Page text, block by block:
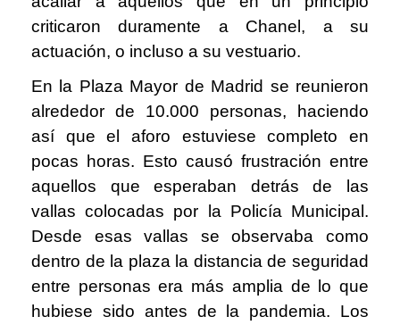
criticaron duramente a Chanel, a su
actuación, o incluso a su vestuario.
En la Plaza Mayor de Madrid se reunieron
alrededor de 10.000 personas, haciendo
así que el aforo estuviese completo en
pocas horas. Esto causó frustración entre
aquellos que esperaban detrás de las
vallas colocadas por la Policía Municipal.
Desde esas vallas se observaba como
dentro de la plaza la distancia de seguridad
entre personas era más amplia de lo que
hubiese sido antes de la pandemia. Los